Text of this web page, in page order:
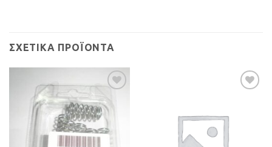
ΣΧΕΤΙΚΆ ΠΡΟΪΌΝΤΑ
Προσθήκη
στη Λίστα
Επιθυμιών
Επιθυμιών